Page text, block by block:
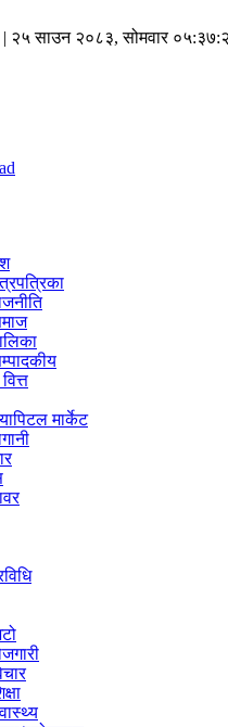
२५ साउन २०८३, सोमवार
मार्केट